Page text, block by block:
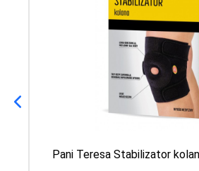
Pani Teresa Stabilizator